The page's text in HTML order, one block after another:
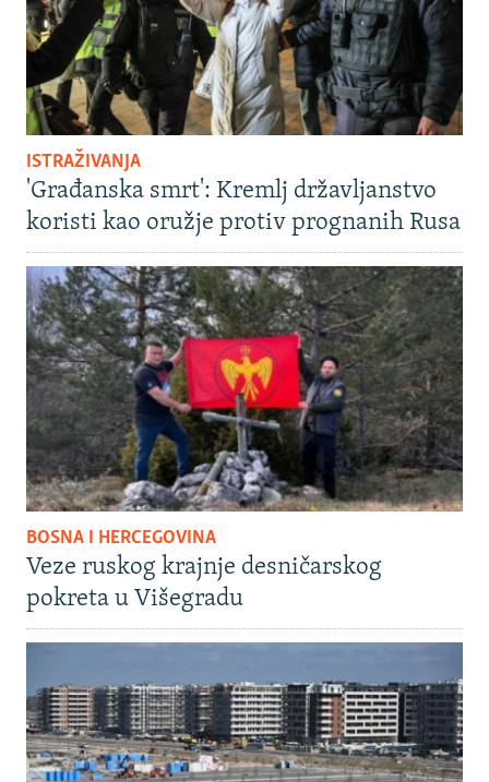
ISTRAŽIVANJA
'Građanska smrt': Kremlj državljanstvo
koristi kao oružje protiv prognanih Rusa
BOSNA I HERCEGOVINA
Veze ruskog krajnje desničarskog
pokreta u Višegradu